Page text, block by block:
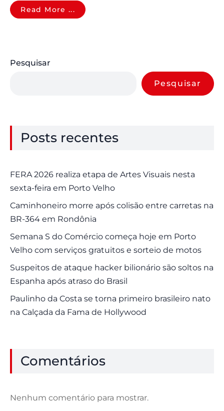
Read More ...
Pesquisar
Pesquisar
Posts recentes
FERA 2026 realiza etapa de Artes Visuais nesta
sexta-feira em Porto Velho
Caminhoneiro morre após colisão entre carretas na
BR-364 em Rondônia
Semana S do Comércio começa hoje em Porto
Velho com serviços gratuitos e sorteio de motos
Suspeitos de ataque hacker bilionário são soltos na
Espanha após atraso do Brasil
Paulinho da Costa se torna primeiro brasileiro nato
na Calçada da Fama de Hollywood
Comentários
Nenhum comentário para mostrar.